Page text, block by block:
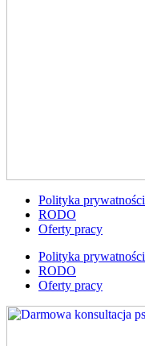
Polityka prywatności
RODO
Oferty pracy
Polityka prywatności
RODO
Oferty pracy